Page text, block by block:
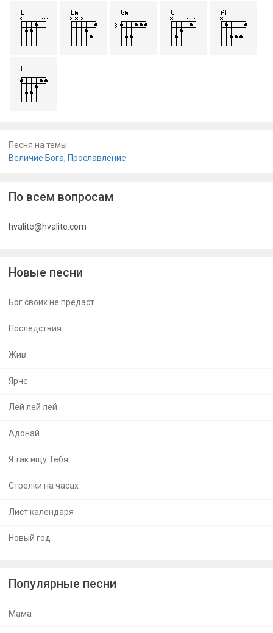
Песня на темы:
Величие Бога, Прославление
По всем вопросам
hvalite@hvalite.com
Новые песни
Бог своих не предаст
Последствия
Жив
Ярче
Лей лей лей
Адонай
Я так ищу Тебя
Стрелки на часах
Лист календаря
Новый год
Популярные песни
Мама